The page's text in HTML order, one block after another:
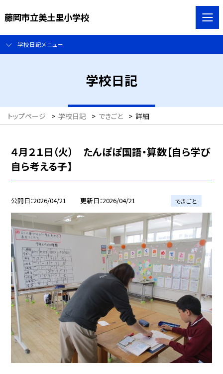
藤岡市立美土里小学校
学校日記メニュー
学校日記
トップページ > 学校日記 > できごと > 詳細
４月２１日（火） たんぽぽ国語・算数【自ら学び
自ら考える子】
公開日 2026/04/21 更新日 2026/04/21 できごと